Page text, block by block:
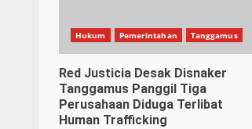
Hukum Pemerintahan Tanggamus
Red Justicia Desak Disnaker
Tanggamus Panggil Tiga
Perusahaan Diduga Terlibat
Human Trafficking